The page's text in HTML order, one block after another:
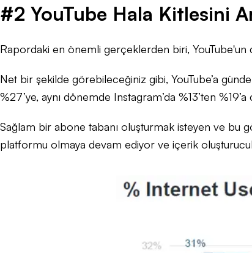
#2 YouTube Hala Kitlesini
Rapordaki en önemli gerçeklerden biri, YouTube'un
Net bir şekilde görebileceğiniz gibi, YouTube’a
%27’ye, aynı dönemde Instagram’da %13’ten %19’a
Sağlam bir abone tabanı oluşturmak isteyen ve bu
platformu olmaya devam ediyor ve içerik